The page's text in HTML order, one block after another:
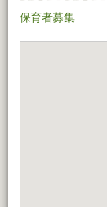
保育者募集